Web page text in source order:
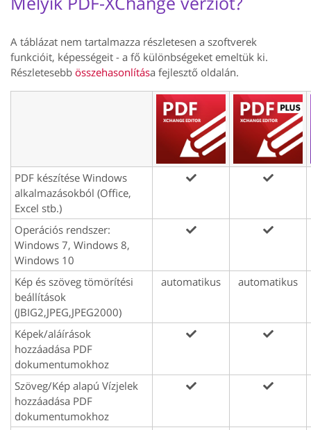
A táblázat nem tartalmazza részletesen a szoftverek
funkcióit, képességeit - a fő különbségeket emeltük ki.
Részletesebb összehasonlítása fejlesztő oldalán.
PDF készítése Windows
alkalmazásokból (Office,
Excel stb.)
Operációs rendszer:
Windows 7, Windows 8,
Windows 10
Kép és szöveg tömörítési
beállítások
(JBIG2,JPEG,JPEG2000)
automatikus automatikus
Képek/aláírások
hozzáadása PDF
dokumentumokhoz
Szöveg/Kép alapú Vízjelek
hozzáadása PDF
dokumentumokhoz